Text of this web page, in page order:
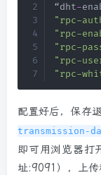
“dht-
"rpc-
"rpc-
"rpc-
"rpc-
"rpc-
配置好后，保存
transmission-
即可用浏览器
址:9091），上传